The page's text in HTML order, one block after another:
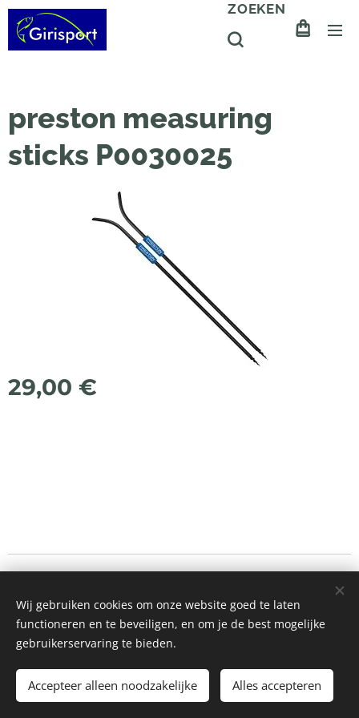
ZOEKEN
preston measuring
sticks P0030025
29,00 €
Toevoegen aan de winkelwagen
Webnode
Wij gebruiken cookies om onze website goed te laten
functioneren en te beveiligen, en om je de best mogelijke
gebruikerservaring te bieden.
Accepteer alleen noodzakelijke Alles accepteren